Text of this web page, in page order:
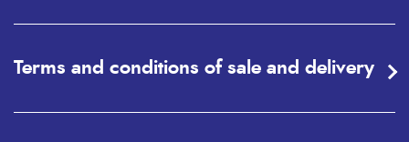
Terms and conditions of sale and delivery